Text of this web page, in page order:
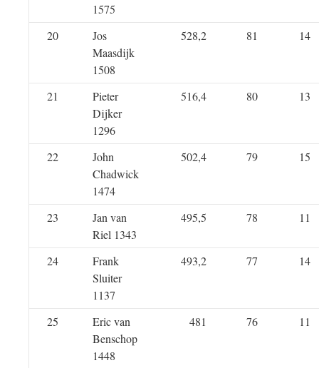
1575
20
Jos
Maasdijk
1508
528,2 81 14
21
Pieter
Dijker
1296
516,4 80 13
22
John
Chadwick
1474
502,4 79 15
23
Jan van
Riel 1343
495,5 78 11
24
Frank
Sluiter
1137
493,2 77 14
25
Eric van
Benschop
1448
481 76 11